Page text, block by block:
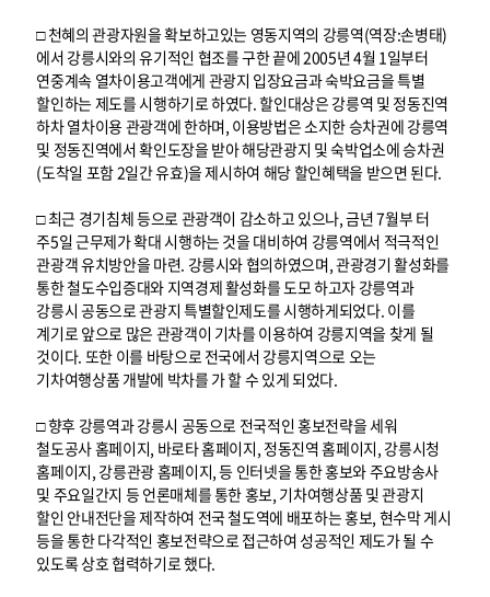
□ 천혜의 관광자원을 확보하고있는 영동지역의 강릉역(역장:손병태)
에서 강릉시와의 유기적인 협조를 구한 끝에 2005년 4월 1일부터
연중계속 열차이용고객에게 관광지 입장요금과 숙박요금을 특별
할인하는 제도를 시행하기로 하였다. 할인대상은 강릉역 및 정동진역
하차 열차이용 관광객에 한하며, 이용방법은 소지한 승차권에 강릉역
및 정동진역에서 확인도장을 받아 해당관광지 및 숙박업소에 승차권
(도착일 포함 2일간 유효)을 제시하여 해당 할인혜택을 받으면 된다.
□ 최근 경기침체 등으로 관광객이 감소하고 있으나, 금년 7월부 터
주5일 근무제가 확대 시행하는 것을 대비하여 강릉역에서 적극적인
관광객 유치방안을 마련. 강릉시와 협의하였으며, 관광경기 활성화를
통한 철도수입증대와 지역경제 활성화를 도모 하고자 강릉역과
강릉시 공동으로 관광지 특별할인제도를 시행하게되었다. 이를
계기로 앞으로 많은 관광객이 기차를 이용하여 강릉지역을 찾게 될
것이다. 또한 이를 바탕으로 전국에서 강릉지역으로 오는
기차여행상품 개발에 박차를 가 할 수 있게 되었다.
□ 향후 강릉역과 강릉시 공동으로 전국적인 홍보전략을 세워
철도공사 홈페이지, 바로타 홈페이지, 정동진역 홈페이지, 강릉시청
홈페이지, 강릉관광 홈페이지, 등 인터넷을 통한 홍보와 주요방송사
및 주요일간지 등 언론매체를 통한 홍보, 기차여행상품 및 관광지
할인 안내전단을 제작하여 전국 철도역에 배포하는 홍보, 현수막 게시
등을 통한 다각적인 홍보전략으로 접근하여 성공적인 제도가 될 수
있도록 상호 협력하기로 했다.